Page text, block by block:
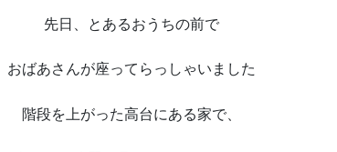
先日、とあるおうちの前で
おばあさんが座ってらっしゃいました
階段を上がった高台にある家で、